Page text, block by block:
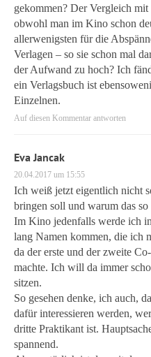
gekommen? Der Vergleich
obwohl man im Kino schon
allerwenigsten für die
Verlagen – so sie schon mal
der Aufwand zu hoch? Ich
ein Verlagsbuch ist
Einzelnen.
Auf diesen Kommentar antworten
Eva Jancak
20.04.2017 um 15:55
Ich weiß jetzt eigentlich nicht
bringen soll und warum das
Im Kino jedenfalls werde ich
lang Namen kommen, die ich
da der erste und der zweite
machte. Ich will da immer
sitzen.
So gesehen denke, ich auch,
dafür interessieren werden,
dritte Praktikant ist.
spannend.